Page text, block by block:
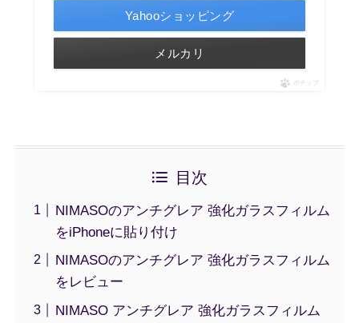
Yahooショッピング
メルカリ
ポチップ
目次
NIMASOのアンチグレア 強化ガラスフィルム
をiPhoneに貼り付け
NIMASOのアンチグレア 強化ガラスフィルム
をレビュー
NIMASO アンチグレア 強化ガラスフィルム